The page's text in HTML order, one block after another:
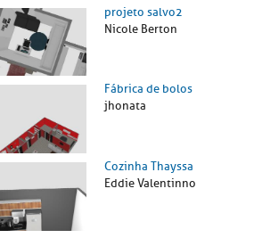
projeto salvo2
Nicole Berton
Fábrica de bolos
jhonata
Cozinha Thayssa
Eddie Valentinno